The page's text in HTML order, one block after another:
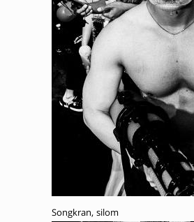
Songkran, silom